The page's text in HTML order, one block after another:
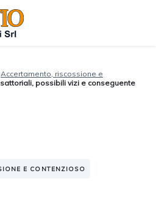
Accertamento, riscossione e
possibili vizi e conseguente
E CONTENZIOSO